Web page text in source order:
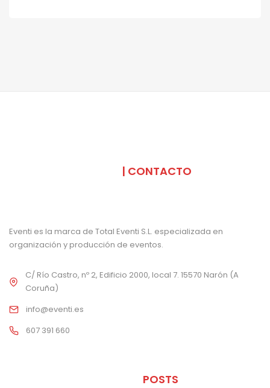
| CONTACTO
Eventi es la marca de Total Eventi S.L. especializada en
organización y producción de eventos.
C/ Río Castro, nº 2, Edificio 2000, local 7. 15570 Narón (A
Coruña)
info@eventi.es
607 391 660
POSTS